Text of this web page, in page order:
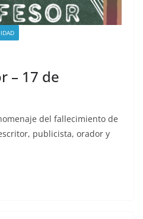
– 17 de
del fallecimiento de
publicista, orador y